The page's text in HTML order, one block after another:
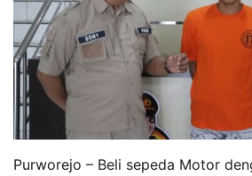
Purworejo – Beli sepeda Motor